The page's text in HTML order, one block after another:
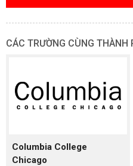
CÁC TRƯỜNG CÙNG THÀNH
Columbia College
Chicago